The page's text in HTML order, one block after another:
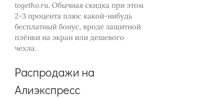
togetho.ru. Обычная скидка при этом
2-3 процента плюс какой-нибудь
бесплатный бонус, вроде защитной
плёнки на экран или дешевого
чехла.
Распродажи на
Алиэкспресс